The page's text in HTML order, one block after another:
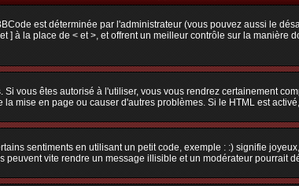
est déterminée par l'administrateur (vous pouvez aussi le
] à la place de < et >, et offrent un meilleur contrôle sur la
vous êtes autorisé à l'utiliser, vous vous rendrez certainement
mise en page ou causer d'autres problèmes. Si le HTML est
sentiments en utilisant un petit code, exemple : :) signifie
vite rendre un message illisible et un modérateur pourrait